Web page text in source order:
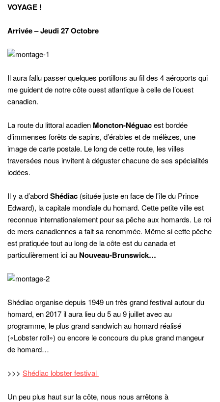
VOYAGE !
Arrivée – Jeudi 27 Octobre
Il aura fallu passer quelques portillons au fil des 4 aéroports qui
me guident de notre côte ouest atlantique à celle de l’ouest
canadien.
La route du littoral acadien Moncton-Néguacest bordée
d’immenses forêts de sapins, d’érables et de mélèzes, une
image de carte postale. Le long de cette route, les villes
traversées nous invitent à déguster chacune de ses spécialités
iodées.
Il y a d’abordShédiac (située juste en face de l’île du Prince
Edward), la capitale mondiale du homard. Cette petite ville est
reconnue internationalement pour sa pêche aux homards. Le roi
de mers canadiennes a fait sa renommée. Même si cette pêche
est pratiquée tout au long de la côte est du canada et
particulièrement ici au Nouveau-Brunswick…
Shédiac organise depuis 1949 un très grand festival autour du
homard, en 2017 il aura lieu du 5 au 9 juillet avec au
programme, le plus grand sandwich au homard réalisé
(«Lobster roll») ou encore le concours du plus grand mangeur
de homard…
>>> Shédiac lobster festival
Un peu plus haut sur la côte, nous nous arrêtons à